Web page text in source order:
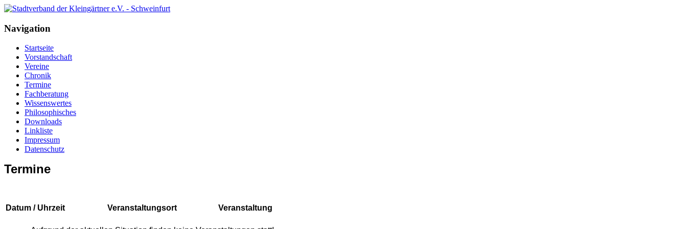
Navigation
Startseite
Vorstandschaft
Vereine
Chronik
Termine
Fachberatung
Wissenswertes
Philosophisches
Downloads
Linkliste
Impressum
Datenschutz
Termine
Datum / Uhrzeit Veranstaltungsort Veranstaltung